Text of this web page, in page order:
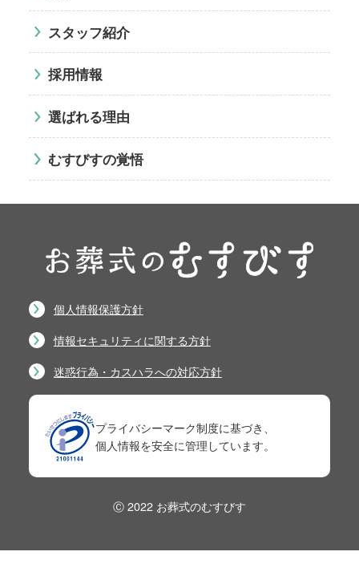
スタッフ紹介
採用情報
選ばれる理由
むすびすの覚悟
個人情報保護方針
情報セキュリティに関する方針
迷惑行為・カスハラへの対応方針
プライバシーマーク制度に基づき、
個人情報を安全に管理しています。
Ⓒ 2022 お葬式のむすびす